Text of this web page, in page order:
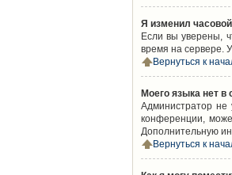
Я изменил
Если вы уверены,
время на сервере.
Вернуться к
Моего языка нет в
Администратор не
конференции,
Дополнительную
Вернуться к